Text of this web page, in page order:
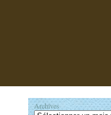
Archives